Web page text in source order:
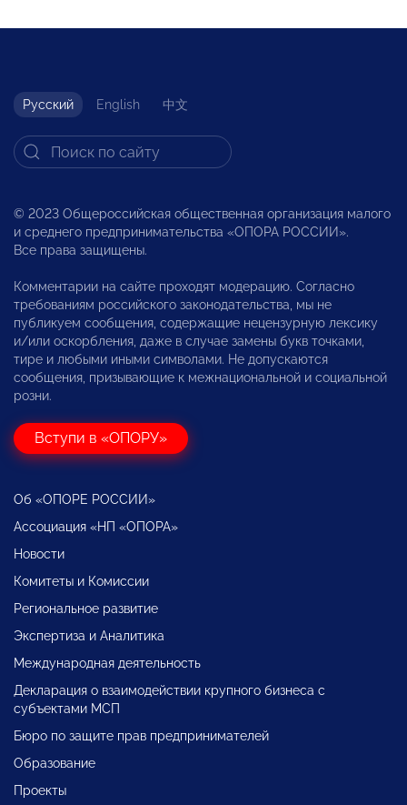
Русский English 中文
© 2023 Общероссийская общественная организация малого
и среднего предпринимательства «ОПОРА РОССИИ».
Все права защищены.
Комментарии на сайте проходят модерацию. Согласно
требованиям российского законодательства, мы не
публикуем сообщения, содержащие нецензурную лексику
и/или оскорбления, даже в случае замены букв точками,
тире и любыми иными символами. Не допускаются
сообщения, призывающие к межнациональной и социальной
розни.
Вступи в «ОПОРУ»
Об «ОПОРЕ РОССИИ»
Ассоциация «НП «ОПОРА»
Новости
Комитеты и Комиссии
Региональное развитие
Экспертиза и Аналитика
Международная деятельность
Декларация о взаимодействии крупного бизнеса с
субъектами МСП
Бюро по защите прав предпринимателей
Образование
Проекты